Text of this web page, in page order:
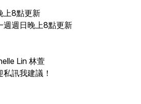
上8點更新
週週日晚上8點更新
Lin 林萱
訊我建議！